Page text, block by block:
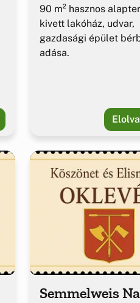
90 m² hasznos
kivett lakóház, udvar,
gazdasági épület
adása.
Semmelweis